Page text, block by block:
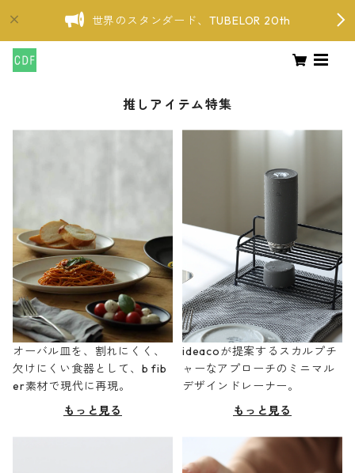
世界のスタンダード、TUBELOR 20th
推しアイテム特集
オーバル皿を、割れにくく、
欠けにくい食器として、b fib
er素材で現代に再現。
もっと見る
ideacoが提案するスカルプチ
ャーなアプローチのミニマル
デザインドレーナー。
もっと見る